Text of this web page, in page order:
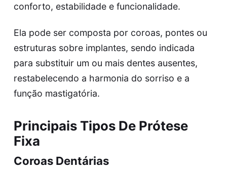
conforto, estabilidade e funcionalidade.
Ela pode ser composta por coroas, pontes ou
estruturas sobre implantes, sendo indicada
para substituir um ou mais dentes ausentes,
restabelecendo a harmonia do sorriso e a
função mastigatória.
Principais Tipos De Prótese
Fixa
Coroas Dentárias